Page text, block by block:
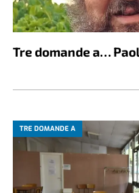
Tre domande a…
TRE DOMANDE A